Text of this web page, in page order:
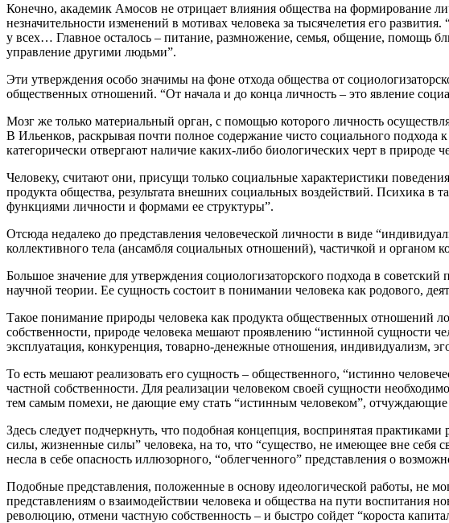
Конечно, академик Амосов не отрицает влияния общества на формирование
незначительности изменений в мотивах человека за тысячелетия его
у всех… Главное осталось – питание, размножение, семья, общение, помощь
управление другими людьми”.
Эти утверждения особо значимы на фоне отхода общества от
общественных отношений. “От начала и до конца личность – это явление
Мозг же только материальный орган, с помощью которого личность
В Ильенков, раскрывая почти полное содержание чисто социального подхода
категорически отвергают наличие каких-либо биологических черт в природе
Человеку, считают они, присущи только социальные характеристики
продукта общества, результата внешних социальных воздействий. Психика в
функциями личности и формами ее структуры”.
Отсюда недалеко до представления человеческой личности в виде
коллективного тела (ансамбля социальных отношений), частичкой и органом
Большое значение для утверждения социологизаторского подхода в
научной теории. Ее сущность состоит в понимании человека как родового,
Такое понимание природы человека как продукта общественных отношений
собственности, природе человека мешают проявлению “истинной сущности
эксплуатация, конкуренция, товарно-денежные отношения, индивидуализм,
То есть мешают реализовать его сущность – общественного, “истинно
частной собственности. Для реализации человеком своей сущности
тем самым помехи, не дающие ему стать “истинным человеком”, отчуждающие
Здесь следует подчеркнуть, что подобная концепция, воспринятая
силы, жизненные силы” человека, на то, что “существо, не имеющее вне себя
несла в себе опасность иллюзорного, “облегченного” представления о
Подобные представления, положенные в основу идеологической работы, не
представлениям о взаимодействии человека и общества на пути
революцию, отмени частную собственность – и быстро сойдет “короста